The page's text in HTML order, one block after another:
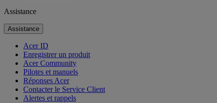
Assistance
Assistance
Acer ID
Enregistrer un produit
Acer Community
Pilotes et manuels
Réponses Acer
Contacter le Service Client
Alertes et rappels